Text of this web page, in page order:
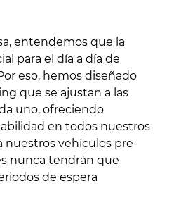
entendemos que la
para el día a día de
eso, hemos diseñado
que se ajustan a las
uno, ofreciendo
en todos nuestros
nuestros vehículos pre-
nunca tendrán que
de espera